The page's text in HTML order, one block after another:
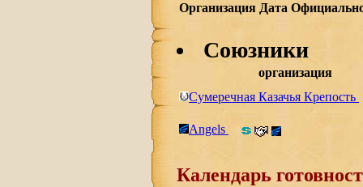
Организация Дата
Союзники
организация
Сумеречная Казачья Крепость
Angels
Календарь